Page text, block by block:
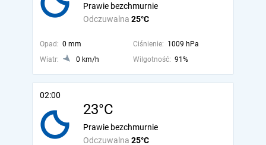
Odczuwalna 25°C
Prawie bezchmurnie
Opad: 0 mm Ciśnienie: 1009 hPa
Wiatr:
0 km/h Wilgotność: 91%
02:00
23°C
Odczuwalna 25°C
Prawie bezchmurnie